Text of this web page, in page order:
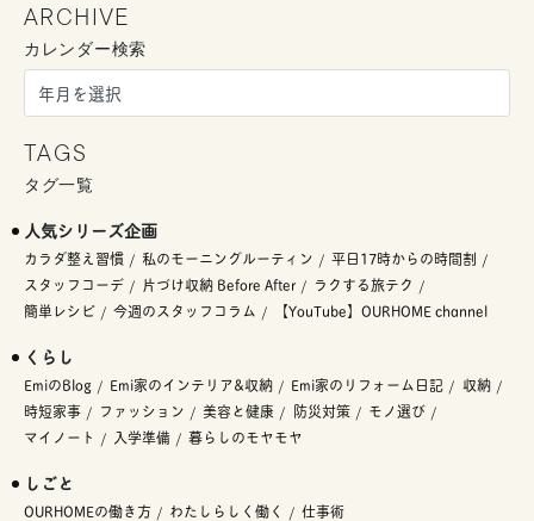
ARCHIVE
カレンダー検索
TAGS
タグ一覧
人気シリーズ企画
カラダ整え習慣 私のモーニングルーティン
平日17時からの時間割
スタッフコーデ
片づけ収納 Before After
ラクする旅テク
簡単レシピ
今週のスタッフコラム 【YouTube】OURHOME channel
くらし
EmiのBlog Emi家のインテリア&収納 Emi家のリフォーム日記
収納
時短家事
ファッション 美容と健康 防災対策
モノ選び
マイノート
入学準備 暮らしのモヤモヤ
しごと
OURHOMEの働き方 わたしらしく働く 仕事術